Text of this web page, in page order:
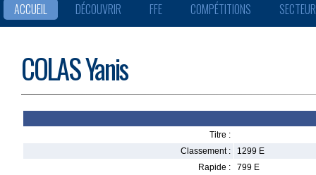
ACCUEIL DÉCOUVRIR FFE COMPÉTITIONS
COLAS Yanis
Titre :
Classement :
1299 E
Rapide :
799 E